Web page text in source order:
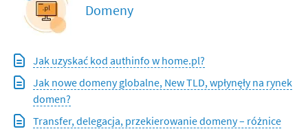
Domeny
Jak uzyskać kod authinfo w home.pl?
Jak nowe domeny globalne, New TLD, wpłynęły na rynek
domen?
Transfer, delegacja, przekierowanie domeny – różnice